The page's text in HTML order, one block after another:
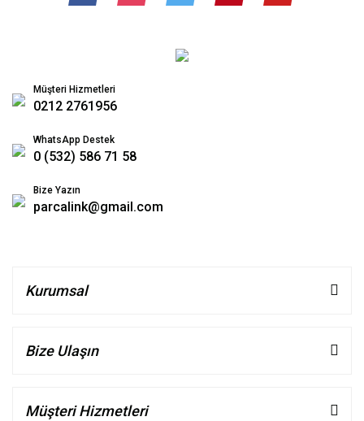
Müşteri Hizmetleri
0212 2761956
WhatsApp Destek
0 (532) 586 71 58
Bize Yazın
parcalink@gmail.com
Kurumsal
Bize Ulaşın
Müşteri Hizmetleri